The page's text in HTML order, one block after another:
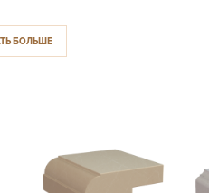
БОЛЬШЕ